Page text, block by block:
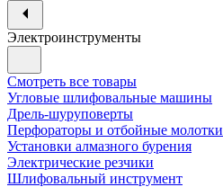
Электроинструменты
Смотреть все товары
Угловые шлифовальные машины
Дрель-шуруповерты
Перфораторы и отбойные молотки
Установки алмазного бурения
Электрические резчики
Шлифовальный инструмент